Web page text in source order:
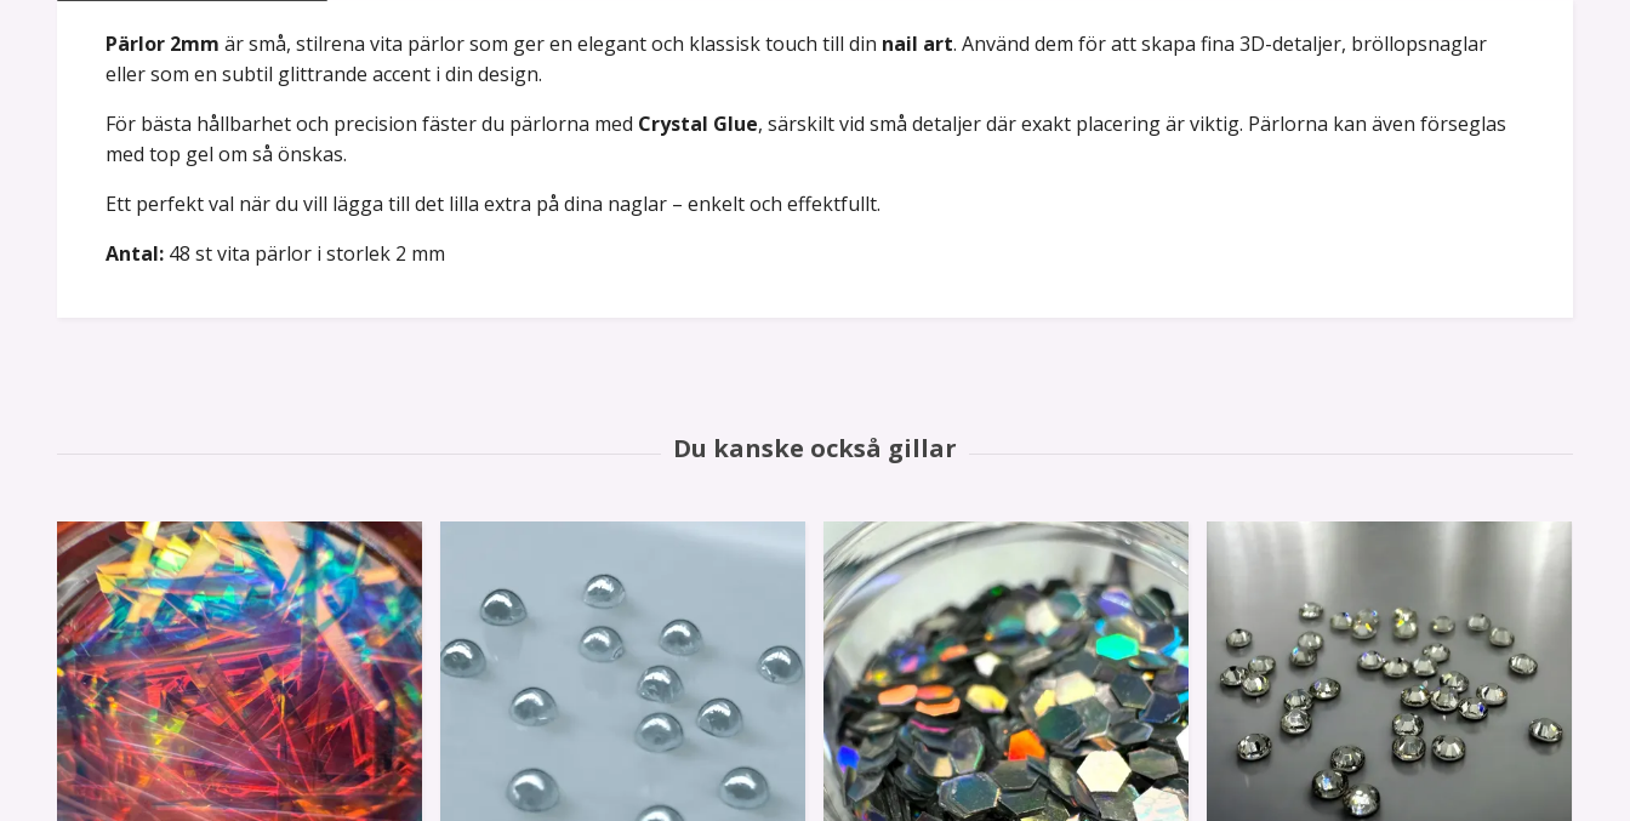
Pärlor 2mm är små, stilrena vita pärlor som ger en elegant och klassisk touch till din nail art. Använd dem för att skapa fina 3D-detaljer, bröllopsnaglar
eller som en subtil glittrande accent i din design.
För bästa hållbarhet och precision fäster du pärlorna med Crystal Glue, särskilt vid små detaljer där exakt placering är viktig. Pärlorna kan även förseglas
med top gel om så önskas.
Ett perfekt val när du vill lägga till det lilla extra på dina naglar – enkelt och effektfullt.
Antal: 48 st vita pärlor i storlek 2 mm